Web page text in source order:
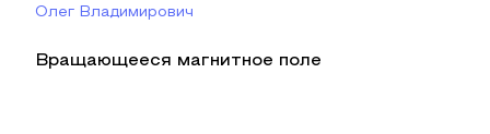
Олег Владимирович
Вращающееся магнитное поле